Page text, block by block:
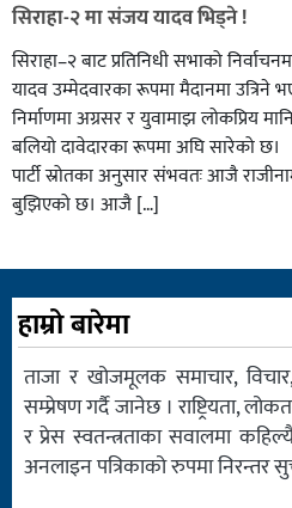
सिराहा-२ मा संजय यादव भिड्ने !
सिराहा–२ बाट प्रतिनिधी सभाको
यादव उम्मेदवारका रूपमा मैदानमा उत्रिने
निर्माणमा अग्रसर र युवामाझ लोकप्रिय
बलियो दावेदारका रूपमा अघि सारेको
पार्टी स्रोतका अनुसार संभवतः आजै
बुझिएको छ। आजै […]
हाम्रो बारेमा
ताजा र खोजमूलक समाचार, विचार,
सम्प्रेषण गर्दै जानेछ । राष्ट्रियता,
र प्रेस स्वतन्त्रताका सवालमा
अनलाइन पत्रिकाको रुपमा निरन्तर